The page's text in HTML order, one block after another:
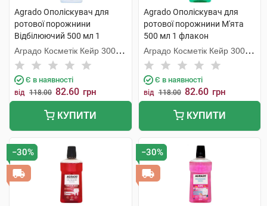
Agrado Ополіскувач для
ротової порожнини
Відбілюючий 500 мл 1
флакон
Аградо Косметік Кейр 3000
С.Л.У.
Є в наявності
від 118.00 82.60 грн
КУПИТИ
Agrado Ополіскувач для
ротової порожнини М'ята
500 мл 1 флакон
Аградо Косметік Кейр 3000
С.Л.У.
Є в наявності
від 118.00 82.60 грн
КУПИТИ
−30% −30%